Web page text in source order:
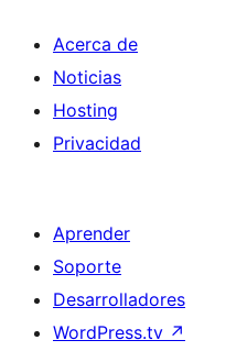
Acerca de
Noticias
Hosting
Privacidad
Aprender
Soporte
Desarrolladores
WordPress.tv ↗